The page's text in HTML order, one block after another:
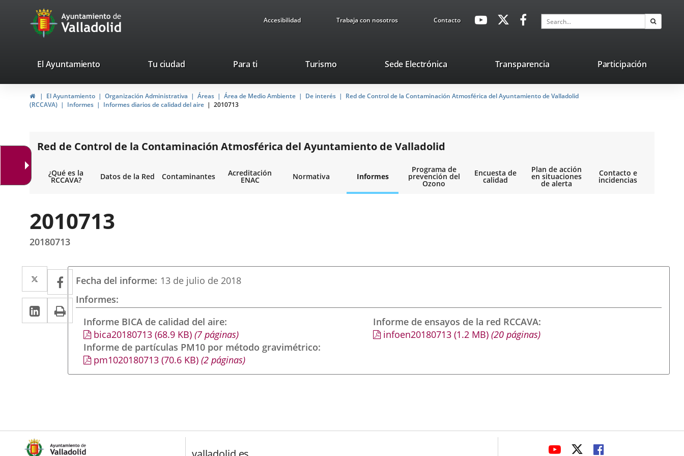
Portal
Web
Ayuntamiento
de
Valladolid
Accesibilidad Trabaja con nosotros ContactoavaHeaderSocial
Link
Link
application.
application.
Search
valladolid.es
El Ayuntamiento Tu ciudad Para ti TurismoThis
will
open
up
window.
Sede ElectrónicaLink
external
application.
Transparencia Participación
HomeEl Ayuntamiento Organización Administrativa Áreas Área de Medio Ambiente De interés
Red de Control de la Contaminación Atmosférica del Ayuntamiento de Valladolid
(RCCAVA)
Informes Informes diarios de calidad del aire 2010713
Red de Control de la Contaminación Atmosférica del Ayuntamiento de Valladolid
¿Qué es la
RCCAVA? Datos de la Red Contaminantes Acreditación
ENAC Normativa Informes
Programa de
prevención del
Ozono
Encuesta de
calidad
Plan de acción
en situaciones
de alerta
Contacto e
incidencias
2010713
20180713
Twitter
Enlace
a
una
aplicación
externa.
Facebook
Enlace
a
una
aplicación
externa.
Linkedin
Enlace
a
aplicación
externa.
Print
Fecha del informe 13 de julio de 2018
Informes
Informe BICA de calidad del aire
bica20180713(68.9 KB)(7 páginas)
Informe de partículas PM10 por método gravimétrico
pm1020180713(70.6 KB)(2 páginas)
Informe de ensayos de la red RCCAVA
infoen20180713 (1.2 MB) (20 páginas)
LINK
LINKLINK